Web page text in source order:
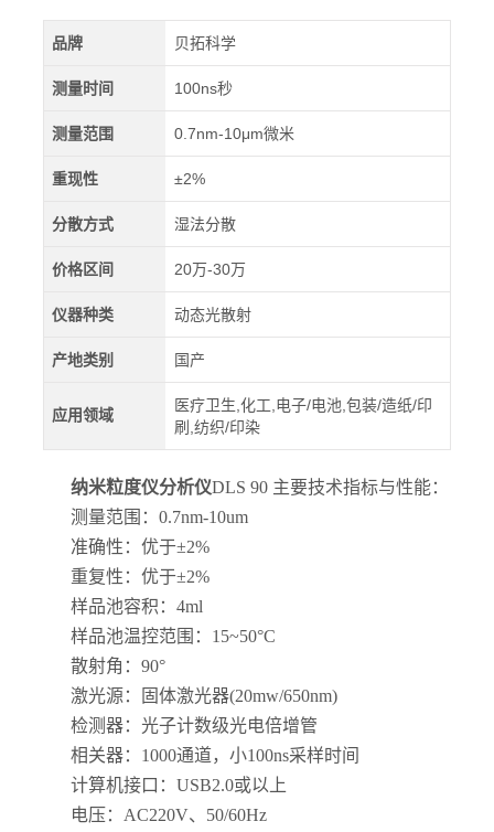
品牌 贝拓科学
测量时间 100ns秒
测量范围 0.7nm-10μm微米
重现性 ±2%
分散方式 湿法分散
价格区间 20万-30万
仪器种类 动态光散射
产地类别 国产
应用领域
医疗卫生,化工,电子/电池,包装/造纸/印
刷,纺织/印染
纳米粒度仪分析仪DLS 90 主要技术指标与性能：
测量范围：0.7nm-10um
准确性：优于±2%
重复性：优于±2%
样品池容积：4ml
样品池温控范围：15~50°C
散射角：90°
激光源：固体激光器(20mw/650nm)
检测器：光子计数级光电倍增管
相关器：1000通道，小100ns采样时间
计算机接口：USB2.0或以上
电压：AC220V、50/60Hz